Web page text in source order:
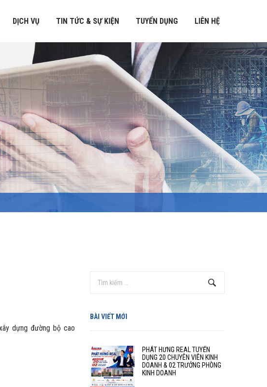
DỊCH VỤ TIN TỨC & SỰ KIỆN TUYỂN DỤNG LIÊN HỆ
dựng đường bộ cao
BÀI VIẾT MỚI
PHÁT HƯNG REAL TUYỂN
DỤNG 20 CHUYÊN VIÊN KINH
DOANH & 02 TRƯỞNG PHÒNG
KINH DOANH